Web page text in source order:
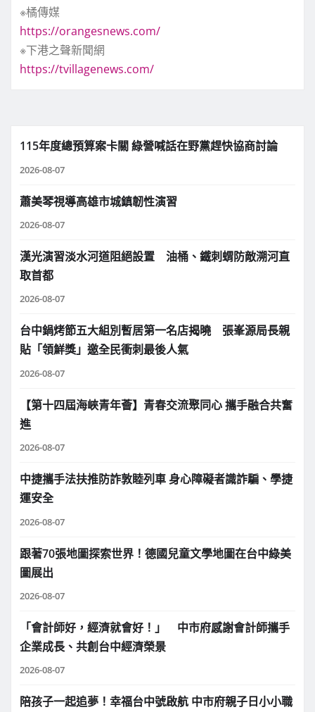
※橘傳媒
https://orangesnews.com/
※下港之聲新聞網
https://tvillagenews.com/
115年度總預算案卡關 綠營喊話在野黨趕快協商討論
2026-08-07
蕭美琴視導高雄市城鎮韌性演習
2026-08-07
漢光演習淡水河道阻絕設置 油桶、鐵刺蝟防敵溯河直
取首都
2026-08-07
台中鍋烤節五大組別暫居第一名店揭曉 張峯源局長親
貼「領鮮獎」邀全民衝刺最後人氣
2026-08-07
【第十四屆海峽青年薈】青春交流聚同心 攜手融合共奮
進
2026-08-07
中捷攜手法扶推防詐敦睦列車 身心障礙者識詐騙、學捷
運安全
2026-08-07
跟著70張地圖探索世界！德國兒童文學地圖在台中綠美
圖展出
2026-08-07
「會計師好，經濟就會好！」 中市府感謝會計師攜手
企業成長、共創台中經濟榮景
2026-08-07
陪孩子一起追夢！幸福台中號啟航 中市府親子日小小職